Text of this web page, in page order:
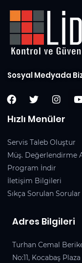
Sosyal Medyada
Hızlı Menüler
Servis Taleb Oluştur
Müş. Değerlendirme
Program İndir
İletişim Bilgileri
Sıkça Sorulan Sorular
Adres Bilgileri
Turhan Cemal
No:11, Kocabaş